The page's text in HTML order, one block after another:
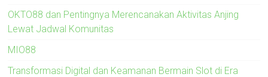
OKTO88 dan Pentingnya Merencanakan Aktivitas Anjing
Lewat Jadwal Komunitas
MIO88
Transformasi Digital dan Keamanan Bermain Slot di Era